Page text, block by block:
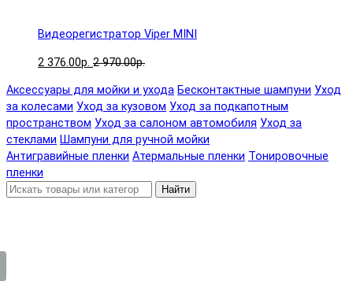
Видеорегистратор Viper MINI
2 376.00р. 2 970.00р.
Аксессуары для мойки и ухода Бесконтактные шампуни Уход
за колесами Уход за кузовом Уход за подкапотным
пространством Уход за салоном автомобиля Уход за
стеклами Шампуни для ручной мойки
Антигравийные пленки Атермальные пленки Тонировочные
пленки
Найти